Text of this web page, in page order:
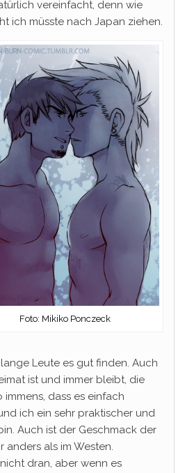
vereinfacht, denn wie
ich müsste nach Japan ziehen.
Foto: Mikiko Ponczeck
Leute es gut finden. Auch
ist und immer bleibt, die
immens, dass es einfach
ich ein sehr praktischer und
Auch ist der Geschmack der
anders als im Westen.
dran, aber wenn es